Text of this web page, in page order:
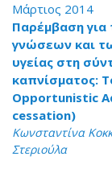
Μάρτιος 2014
Παρέμβαση για
γνώσεων και
υγείας στη
καπνίσματος:
Opportunistic
cessation)
Κωνσταντίνα
Στεριούλα